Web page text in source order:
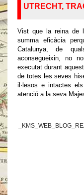
UTRECHT,
Vist que la reina de
summa eficàcia
Catalunya, de
aconsegueixin, no
executat durant
de totes les seves
il·lesos e intactes
atenció a la seva